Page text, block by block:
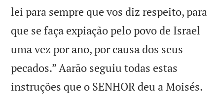
lei para sempre que vos diz respeito, para
que se faça expiação pelo povo de Israel
uma vez por ano, por causa dos seus
pecados.” Aarão seguiu todas estas
instruções que o SENHOR deu a Moisés.